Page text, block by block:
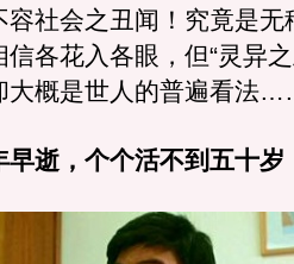
容社会之丑闻！究竟是无
各花入各眼，但“灵异
大概是世人的普遍看法
逝，个个活不到五十岁